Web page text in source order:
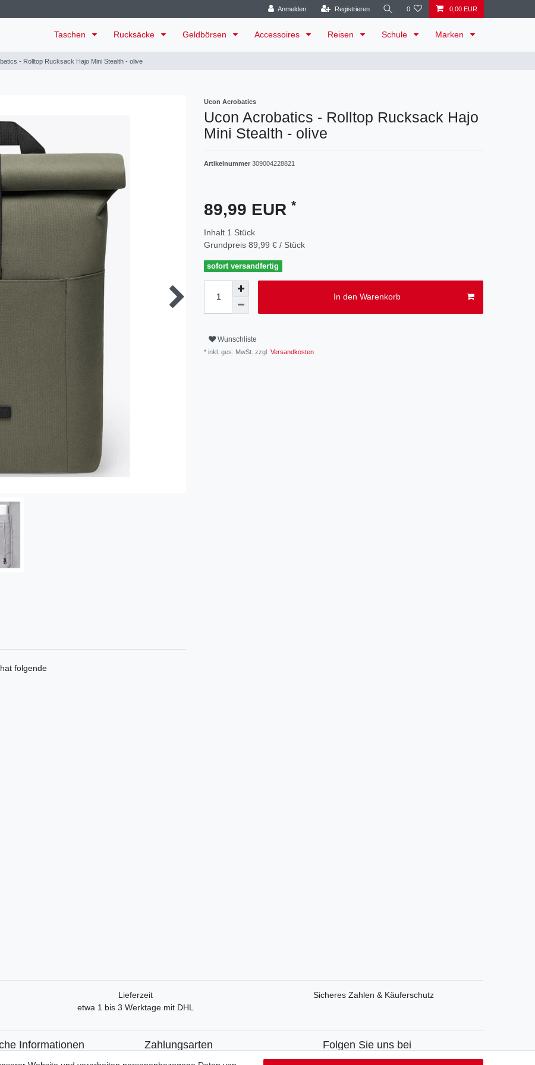
Anmelden Registrieren 0 0,00 EUR
Taschen Rucksäcke Geldbörsen Accessoires Reisen Schule Marken
- Rolltop Rucksack Hajo Mini Stealth - olive
Ucon Acrobatics
Ucon Acrobatics - Rolltop Rucksack Hajo
Mini Stealth - olive
Artikelnummer 309004228821
89,99 EUR *
Inhalt 1 Stück
Grundpreis 89,99 € / Stück
sofort versandfertig
In den Warenkorb
Wunschliste
* inkl. ges. MwSt. zzgl. Versandkosten
folgende
Lieferzeit
etwa 1 bis 3 Werktage mit DHL
Sicheres Zahlen & Käuferschutz
Informationen Zahlungsarten
Paypal
Folgen Sie uns bei
Facebook